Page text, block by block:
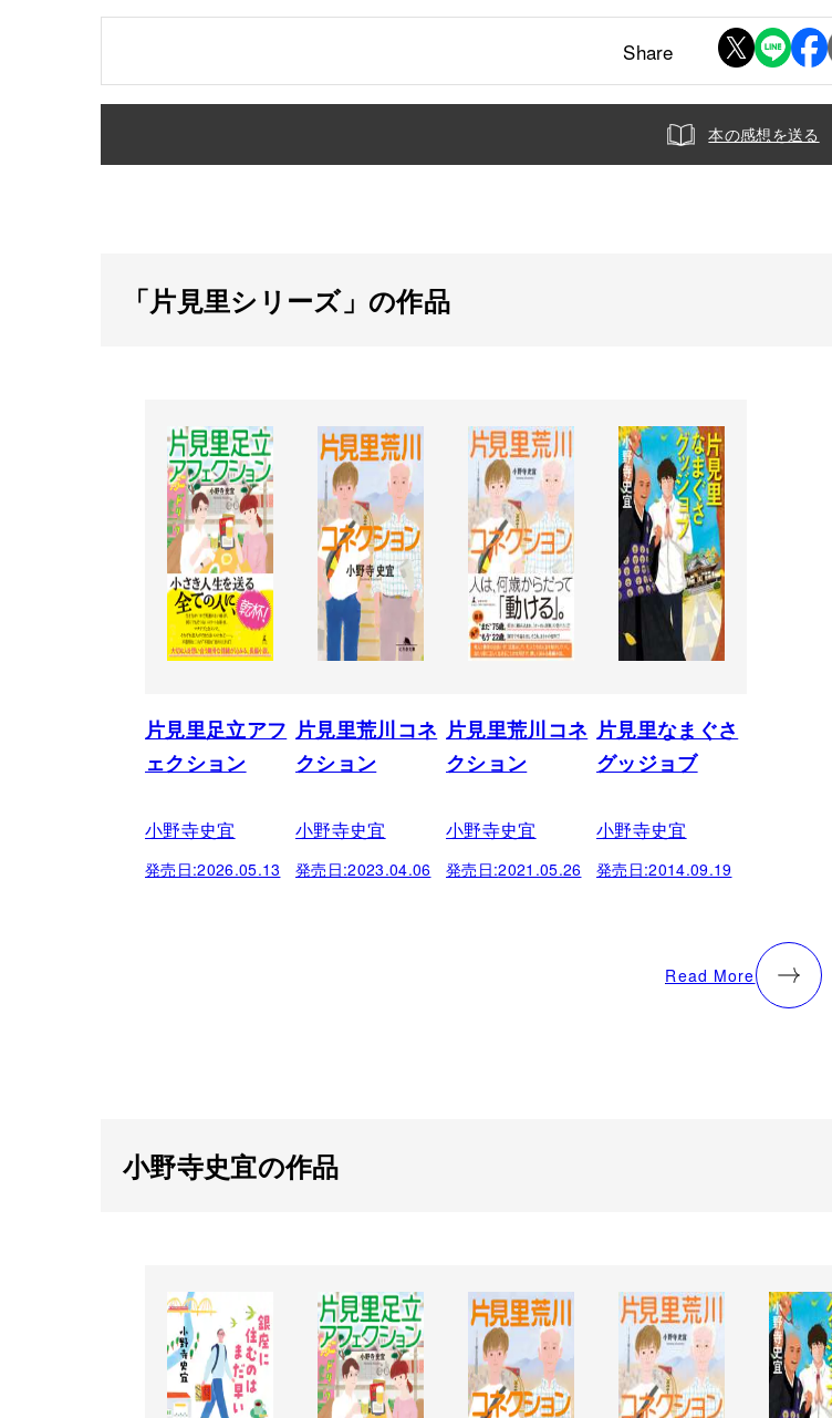
Share
本の感想を送る
「片見里シリーズ」の作品
片見里足立アフ
ェクション
小野寺史宜
発売日:2026.05.13
片見里荒川コネ
クション
小野寺史宜
発売日:2023.04.06
片見里荒川コネ
クション
小野寺史宜
発売日:2021.05.26
片見里なまぐさ
グッジョブ
小野寺史宜
発売日:2014.09.19
Read More
小野寺史宜の作品